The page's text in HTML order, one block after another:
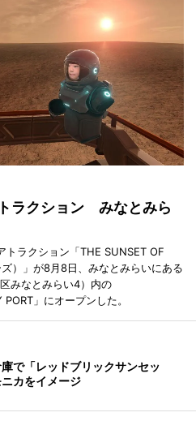
ラクション みなとみら
トラクション「THE SUNSET OF
）」が8月8日、みなとみらいにある
みなとみらい4）内の
」にオープンした。
で「レッドブリックサンセッ
カをイメージ